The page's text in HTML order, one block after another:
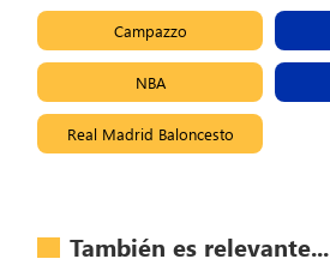
Campazzo
NBA
Real Madrid Baloncesto
También es relevante...